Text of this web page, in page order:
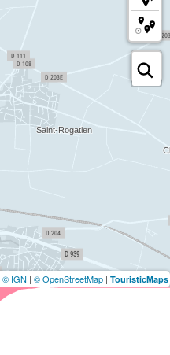
© IGN | © OpenStreetMap | TouristicMaps